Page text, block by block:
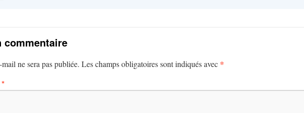
commentaire
ne sera pas publiée. Les champs obligatoires sont indiqués avec *
*